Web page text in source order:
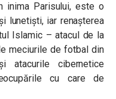
inima Parisului, este o
lunetiști, iar renașterea
Islamic – atacul de la
meciurile de fotbal din
atacurile cibernetice
cu care de